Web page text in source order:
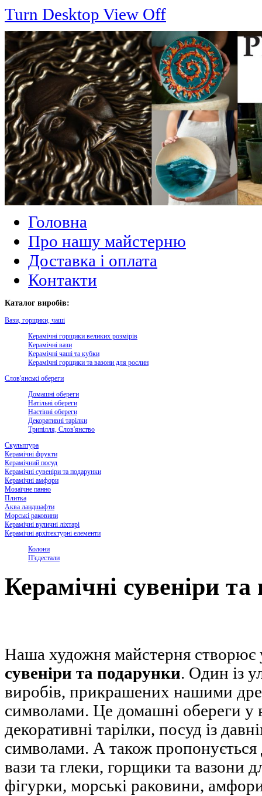
Turn Desktop View Off
Головна
Про нашу майстерню
Доставка і оплата
Контакти
Каталог виробів:
Вази, горщики, чаші
Керамічні горщики великих розмірів
Керамічні вази
Керамічні чаші та кубки
Керамічні горщики та вазони для рослин
Слов'янські обереги
Домашні обереги
Натільні обереги
Настінні обереги
Декоративні тарілки
Трипілля, Слов'янство
Скульптура
Керамічні фрукти
Керамічний посуд
Керамічні сувеніри та подарунки
Керамічні амфори
Мозаїчне панно
Плитка
Аква ландшафти
Морські раковини
Керамічні вуличні ліхтарі
Керамічні архітектурні елементи
Колони
П'єдестали
Керамічні сувеніри
Наша художня майстерня створює
сувеніри та подарунки. Один із
виробів, прикрашених нашими
символами. Це домашні обереги у
декоративні тарілки, посуд із
символами. А також пропонується
вази та глеки, горщики та вазони
фігурки, морські раковини,